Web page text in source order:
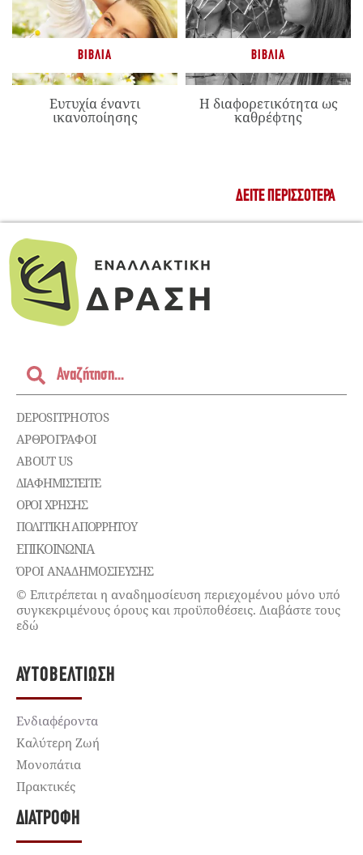
ΒΙΒΛΊΑ
Ευτυχία έναντι
ικανοποίησης
ΒΙΒΛΊΑ
Η διαφορετικότητα ως
καθρέφτης
ΔΕΊΤΕ ΠΕΡΙΣΣΌΤΕΡΑ
DEPOSITPHOTOS
ΑΡΘΡΟΓΡΑΦΟΙ
ABOUT US
ΔΙΑΦΗΜΙΣΤΕΊΤΕ
ΌΡΟΙ ΧΡΉΣΗΣ
ΠΟΛΙΤΙΚΉ ΑΠΟΡΡΉΤΟΥ
ΕΠΙΚΟΙΝΩΝΊΑ
ΌΡΟΙ ΑΝΑΔΗΜΟΣΙΕΥΣΗΣ
© Επιτρέπεται η αναδημοσίευση περιεχομένου μόνο υπό
συγκεκριμένους όρους και προϋποθέσεις. Διαβάστε τους
εδώ
ΑΥΤΟΒΕΛΤΊΩΣΗ
Ενδιαφέροντα
Καλύτερη Ζωή
Μονοπάτια
Πρακτικές
ΔΙΑΤΡΟΦΉ